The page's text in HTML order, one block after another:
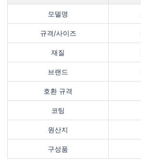
모델명
규격/사이즈
재질
브랜드
호환 규격
코팅
원산지
구성품